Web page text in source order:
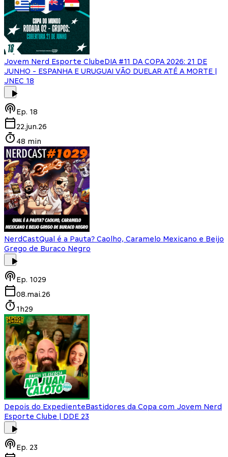
Jovem Nerd Esporte ClubeDIA #11 DA COPA 2026: 21 DE
JUNHO - ESPANHA E URUGUAI VÃO DUELAR ATÉ A MORTE |
JNEC 18
Ep. 18
22.jun.26
48 min
NerdCastQual é a Pauta? Caolho, Caramelo Mexicano e Beijo
Grego de Buraco Negro
Ep. 1029
08.mai.26
1h29
Depois do ExpedienteBastidores da Copa com Jovem Nerd
Esporte Clube | DDE 23
Ep. 23